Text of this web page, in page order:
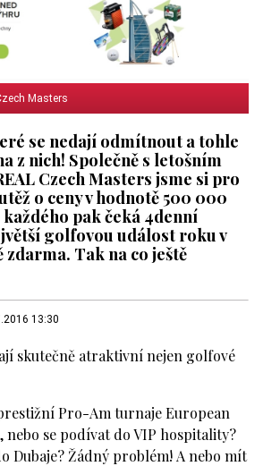
Masters
se nedají odmítnout a tohle
z nich! Společně s letošním
Czech Masters jsme si pro
o ceny v hodnotě 500 000
pak čeká 4denní
golfovou událost roku v
zdarma. Tak na co ještě
13:30
skutečně atraktivní nejen golfové
Pro-Am turnaje European
nebo se podívat do VIP hospitality?
Dubaje? Žádný problém! A nebo mít